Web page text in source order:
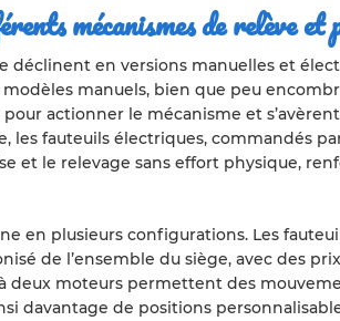
mécanismes de relève et
déclinent en versions manuelles et
modèles manuels, bien que peu
actionner le mécanisme et
les fauteuils électriques, commandés
et le relevage sans effort physique,
en plusieurs configurations. Les
de l’ensemble du siège, avec des
à deux moteurs permettent des
davantage de positions